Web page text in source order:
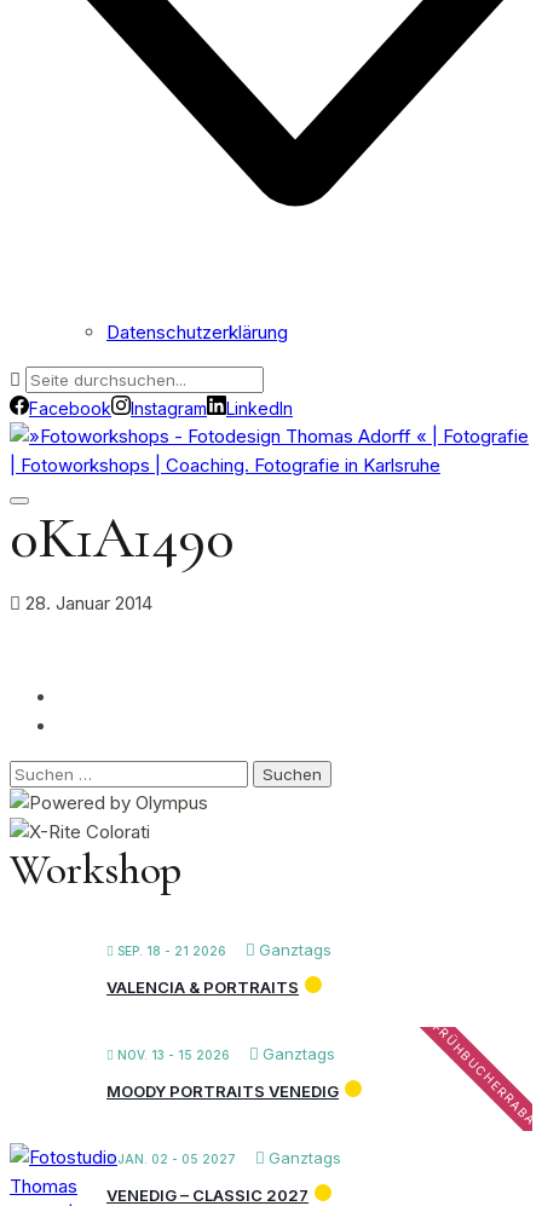
Datenschutzerklärung
Facebook Instagram LinkedIn
0K1A1490
28. Januar 2014
Suchen
nach:
Workshop
SEP. 18 - 21 2026
Ganztags
VALENCIA & PORTRAITS
NOV. 13 - 15 2026 Ganztags
MOODY PORTRAITS VENEDIG
JAN. 02 - 05 2027
Ganztags
VENEDIG – CLASSIC 2027